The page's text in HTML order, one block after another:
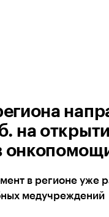
на
в регионе уже
медучреждений